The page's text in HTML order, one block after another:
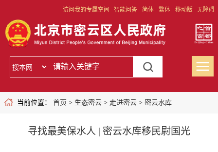
访问我的专属空间 智能问答 简体 繁体 移动版 无障碍
当前位置： 首页 > 生态密云> 走进密云> 密云水库
寻找最美保水人 | 密云水库移民尉国光